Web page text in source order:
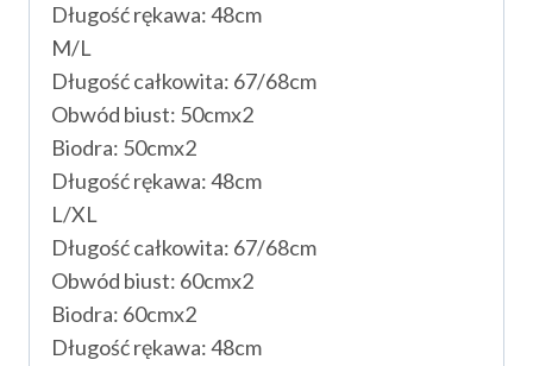
Długość rękawa: 48cm
M/L
Długość całkowita: 67/68cm
Obwód biust: 50cmx2
Biodra: 50cmx2
Długość rękawa: 48cm
L/XL
Długość całkowita: 67/68cm
Obwód biust: 60cmx2
Biodra: 60cmx2
Długość rękawa: 48cm